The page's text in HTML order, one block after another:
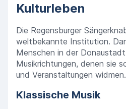
Kulturleben
Die Regensburger
weltbekannte Institution.
Menschen in der
Musikrichtungen, denen sie
und Veranstaltungen widmen.
Klassische Musik